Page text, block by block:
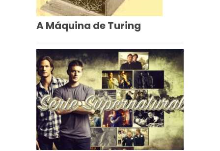
A Máquina de Turing